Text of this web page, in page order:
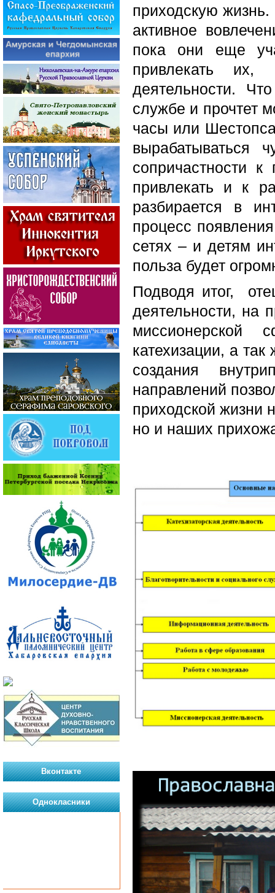
приходскую
активное
пока они еще
привлекать
деятельности.
службе и прочтет
часы или
вырабатываться
сопричастности
привлекать и к
разбирается в
процесс
сетях – и детям
польза будет
Подводя итог,
деятельности, на
миссионерской
катехизации, а
создания
направлений
приходской жизни
но и наших
Вконтакте
Однокласники